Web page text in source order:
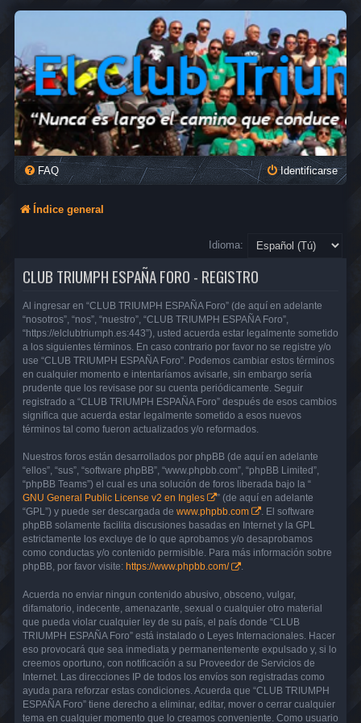
FAQ Identificarse
Índice general
Idioma:
CLUB TRIUMPH ESPAÑA FORO - REGISTRO
Al ingresar en “CLUB TRIUMPH ESPAÑA Foro” (de aquí en adelante
“nosotros”, “nos”, “nuestro”, “CLUB TRIUMPH ESPAÑA Foro”,
“https://elclubtriumph.es:443”), usted acuerda estar legalmente sometido
a los siguientes términos. En caso contrario por favor no se registre y/o
use “CLUB TRIUMPH ESPAÑA Foro”. Podemos cambiar estos términos
en cualquier momento e intentaríamos avisarle, sin embargo sería
prudente que los revisase por su cuenta periódicamente. Seguir
registrado a “CLUB TRIUMPH ESPAÑA Foro” después de esos cambios
significa que acuerda estar legalmente sometido a esos nuevos
términos tal como fueron actualizados y/o reformados.
Nuestros foros están desarrollados por phpBB (de aquí en adelante
“ellos”, “sus”, “software phpBB”, “www.phpbb.com”, “phpBB Limited”,
“phpBB Teams”) el cual es una solución de foros liberada bajo la “
GNU General Public License v2 en Ingles
” (de aquí en adelante
“GPL”) y puede ser descargada de www.phpbb.com
. El software
phpBB solamente facilita discusiones basadas en Internet y la GPL
estrictamente los excluye de lo que aprobamos y/o desaprobamos
como conductas y/o contenido permisible. Para más información sobre
phpBB, por favor visite: https://www.phpbb.com/ .
Acuerda no enviar ningun contenido abusivo, obsceno, vulgar,
difamatorio, indecente, amenazante, sexual o cualquier otro material
que pueda violar cualquier ley de su país, el país donde “CLUB
TRIUMPH ESPAÑA Foro” está instalado o Leyes Internacionales. Hacer
eso provocará que sea inmediata y permanentemente expulsado y, si lo
creemos oportuno, con notificación a su Proveedor de Servicios de
Internet. Las direcciones IP de todos los envíos son registradas como
ayuda para reforzar estas condiciones. Acuerda que “CLUB TRIUMPH
ESPAÑA Foro” tiene derecho a eliminar, editar, mover o cerrar cualquier
tema en cualquier momento que lo creamos conveniente. Como usuario